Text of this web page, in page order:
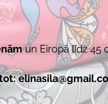
un Eiropā līdz 45